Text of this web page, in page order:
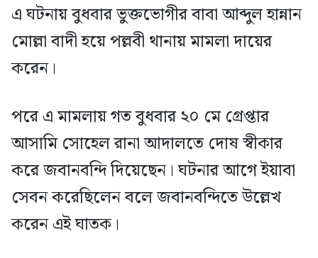
এ ঘটনায় বুধবার ভুক্তভোগীর বাবা আব্দুল হান্নান
মোল্লা বাদী হয়ে পল্লবী থানায় মামলা দায়ের
করেন।
পরে এ মামলায় গত বুধবার ২০ মে গ্রেপ্তার
আসামি সোহেল রানা আদালতে দোষ স্বীকার
করে জবানবন্দি দিয়েছেন। ঘটনার আগে ইয়াবা
সেবন করেছিলেন বলে জবানবন্দিতে উল্লেখ
করেন এই ঘাতক।